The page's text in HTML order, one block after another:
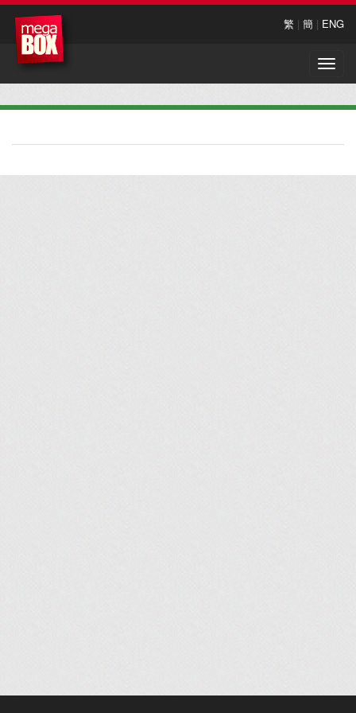
繁 | 簡 | ENG
Toggle